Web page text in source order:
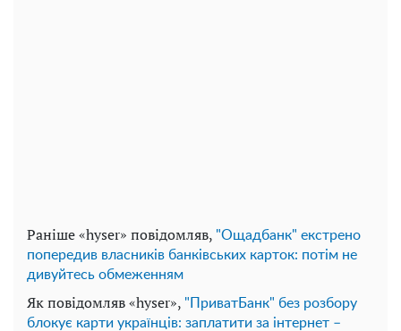
Раніше «hyser» повідомляв, "Ощадбанк" екстрено
попередив власників банківських карток: потім не
дивуйтесь обмеженням
Як повідомляв «hyser», "ПриватБанк" без розбору
блокує карти українців: заплатити за інтернет –